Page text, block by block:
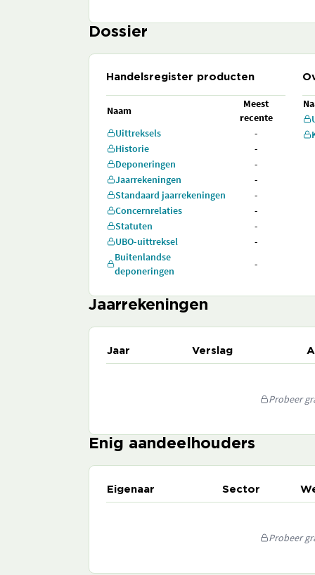
Dossier
Handelsregister producten
Naam
Meest
recente
Uittreksels
-
Historie
-
Deponeringen
-
Jaarrekeningen
-
Standaard jaarrekeningen
-
Concernrelaties
-
Statuten
-
UBO-uittreksel
-
Buitenlandse
deponeringen
-
Jaarrekeningen
Jaar Verslag
Probeer
Enig aandeelhouders
Eigenaar Sector
Probeer